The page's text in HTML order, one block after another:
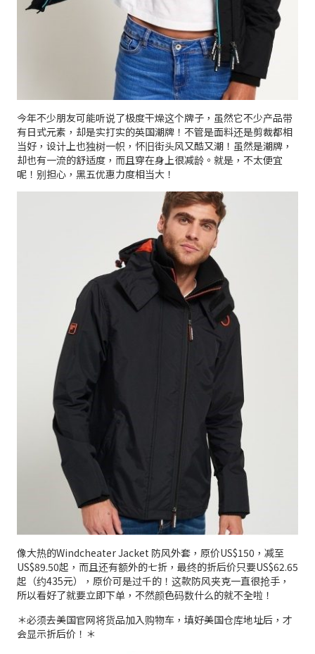
今年不少朋友可能听说了极度干燥这个牌子，虽然它不少产品带
有日式元素，却是实打实的英国潮牌！不管是面料还是剪裁都相
当好，设计上也独树一帜，怀旧街头风又酷又潮！虽然是潮牌，
却也有一流的舒适度，而且穿在身上很减龄。就是，不太便宜
呢！别担心，黑五优惠力度相当大！
像大热的Windcheater Jacket 防风外套，原价US$150，减至
US$89.50起，而且还有额外的七折，最终的折后价只要US$62.65
起（约435元），原价可是过千的！这款防风夹克一直很抢手，
所以看好了就要立即下单，不然颜色码数什么的就不全啦！
＊必须去美国官网将货品加入购物车，填好美国仓库地址后，才
会显示折后价！＊